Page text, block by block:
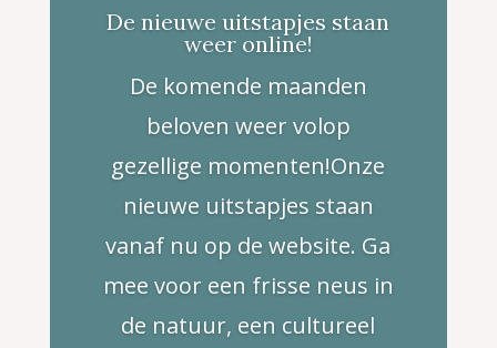
De nieuwe uitstapjes staan
weer online!
De komende maanden
beloven weer volop
gezellige momenten!Onze
nieuwe uitstapjes staan
vanaf nu op de website. Ga
mee voor een frisse neus in
de natuur, een cultureel